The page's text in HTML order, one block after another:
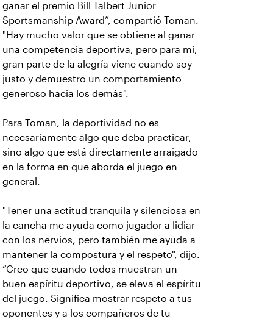
ganar el premio Bill Talbert Junior
Sportsmanship Award”, compartió Toman.
"Hay mucho valor que se obtiene al ganar
una competencia deportiva, pero para mí,
gran parte de la alegría viene cuando soy
justo y demuestro un comportamiento
generoso hacia los demás".
Para Toman, la deportividad no es
necesariamente algo que deba practicar,
sino algo que está directamente arraigado
en la forma en que aborda el juego en
general.
"Tener una actitud tranquila y silenciosa en
la cancha me ayuda como jugador a lidiar
con los nervios, pero también me ayuda a
mantener la compostura y el respeto", dijo.
“Creo que cuando todos muestran un
buen espíritu deportivo, se eleva el espíritu
del juego. Significa mostrar respeto a tus
oponentes y a los compañeros de tu